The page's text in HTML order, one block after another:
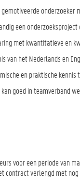
onderzoeker
een
met kwantitatieve en
van het Nederlands en
en praktische kennis
goed in teamverband
voor een periode van
contract verlengd met nog